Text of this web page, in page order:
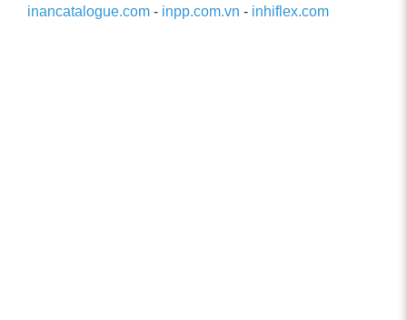
inancatalogue.com - inpp.com.vn - inhiflex.com